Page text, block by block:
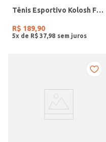
Tênis Esportivo Kolosh Feminino PRETO
R$ 189,90
5x de R$ 37 98